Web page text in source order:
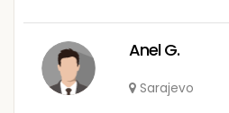
Anel G.
Sarajevo